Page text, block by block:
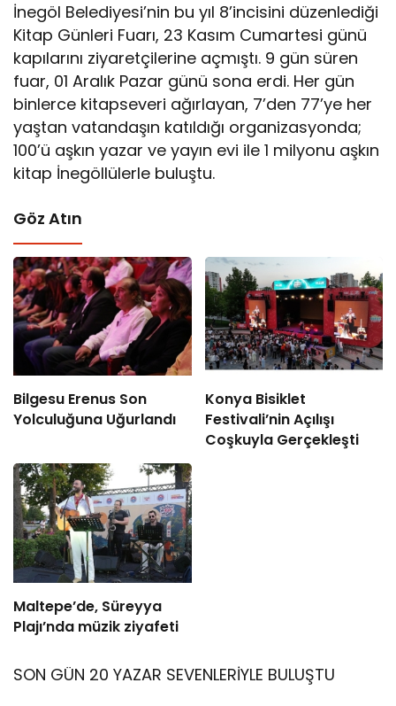
İnegöl Belediyesi’nin bu yıl 8’incisini düzenlediği
Kitap Günleri Fuarı, 23 Kasım Cumartesi günü
kapılarını ziyaretçilerine açmıştı. 9 gün süren
fuar, 01 Aralık Pazar günü sona erdi. Her gün
binlerce kitapseveri ağırlayan, 7’den 77’ye her
yaştan vatandaşın katıldığı organizasyonda;
100’ü aşkın yazar ve yayın evi ile 1 milyonu aşkın
kitap İnegöllülerle buluştu.
Göz Atın
Bilgesu Erenus Son
Yolculuğuna Uğurlandı
Konya Bisiklet
Festivali’nin Açılışı
Coşkuyla Gerçekleşti
Maltepe’de, Süreyya
Plajı’nda müzik ziyafeti
SON GÜN 20 YAZAR SEVENLERİYLE BULUŞTU